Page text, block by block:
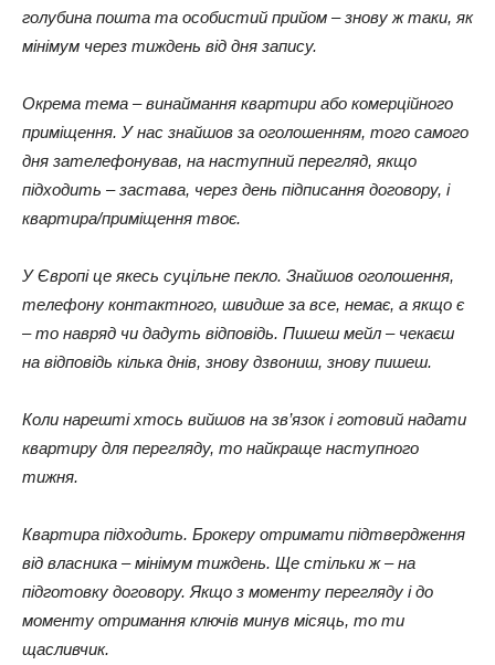
голубина пошта та особистий прийом – знову ж таки, як
мінімум через тиждень від дня запису.
Окрема тема – винаймання квартири або комерційного
приміщення. У нас знайшов за оголошенням, того самого
дня зателефонував, на наступний перегляд, якщо
підходить – застава, через день підписання договору, і
квартира/приміщення твоє.
У Європі це якесь суцільне пекло. Знайшов оголошення,
телефону контактного, швидше за все, немає, а якщо є
– то навряд чи дадуть відповідь. Пишеш мейл – чекаєш
на відповідь кілька днів, знову дзвониш, знову пишеш.
Коли нарешті хтось вийшов на зв’язок і готовий надати
квартиру для перегляду, то найкраще наступного
тижня.
Квартира підходить. Брокеру отримати підтвердження
від власника – мінімум тиждень. Ще стільки ж – на
підготовку договору. Якщо з моменту перегляду і до
моменту отримання ключів минув місяць, то ти
щасливчик.